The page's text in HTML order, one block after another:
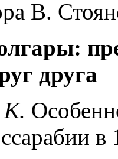
В.
друга
К.
в